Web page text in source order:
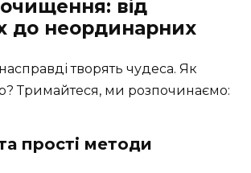
від
до неординарних
творять чудеса. Як
Тримайтеся, ми розпочинаємо:
прості методи